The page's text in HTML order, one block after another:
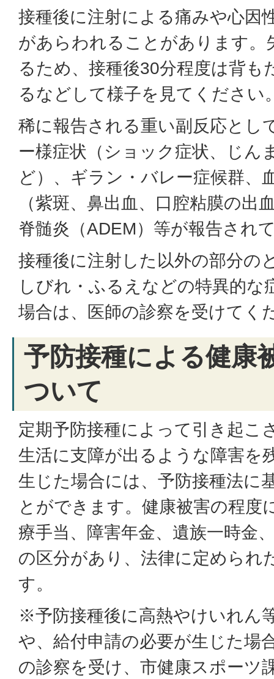
接種後に注射による痛みや心因
があらわれることがあります。
るため、接種後30分程度は背も
るなどして様子を見てください
稀に報告される重い副反応とし
ー様症状（ショック症状、じん
ど）、ギラン・バレー症候群、
（紫斑、鼻出血、口腔粘膜の出
脊髄炎（ADEM）等が報告され
接種後に注射した以外の部分の
しびれ・ふるえなどの特異的な
場合は、医師の診察を受けてく
予防接種による健康
ついて
定期予防接種によって引き起こ
生活に支障が出るような障害を
生じた場合には、予防接種法に
とができます。健康被害の程度
療手当、障害年金、遺族一時金
の区分があり、法律に定められ
す。
※予防接種後に高熱やけいれん
や、給付申請の必要が生じた場
の診察を受け、市健康スポーツ